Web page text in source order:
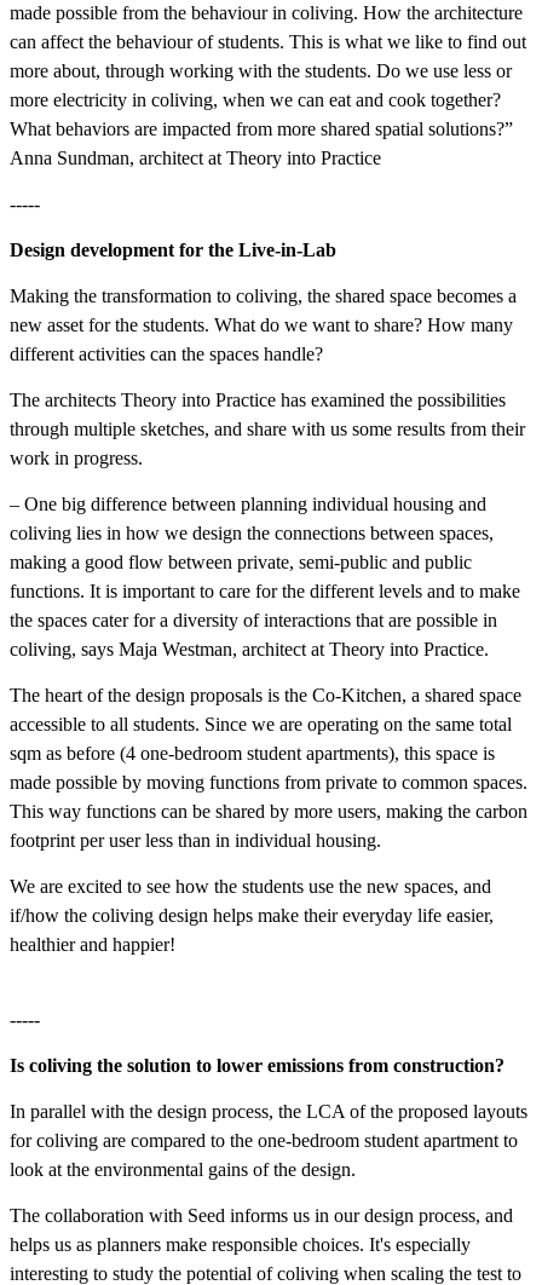
made possible from the behaviour in coliving. How the architecture
can affect the behaviour of students. This is what we like to find out
more about, through working with the students. Do we use less or
more electricity in coliving, when we can eat and cook together?
What behaviors are impacted from more shared spatial solutions?”
Anna Sundman, architect at Theory into Practice
-----
Design development for the Live-in-Lab
Making the transformation to coliving, the shared space becomes a
new asset for the students. What do we want to share? How many
different activities can the spaces handle?
The architects Theory into Practice has examined the possibilities
through multiple sketches, and share with us some results from their
work in progress.
– One big difference between planning individual housing and
coliving lies in how we design the connections between spaces,
making a good flow between private, semi-public and public
functions. It is important to care for the different levels and to make
the spaces cater for a diversity of interactions that are possible in
coliving, says Maja Westman, architect at Theory into Practice.
The heart of the design proposals is the Co-Kitchen, a shared space
accessible to all students. Since we are operating on the same total
sqm as before (4 one-bedroom student apartments), this space is
made possible by moving functions from private to common spaces.
This way functions can be shared by more users, making the carbon
footprint per user less than in individual housing.
We are excited to see how the students use the new spaces, and
if/how the coliving design helps make their everyday life easier,
healthier and happier!
-----
Is coliving the solution to lower emissions from construction?
In parallel with the design process, the LCA of the proposed layouts
for coliving are compared to the one-bedroom student apartment to
look at the environmental gains of the design.
The collaboration with Seed informs us in our design process, and
helps us as planners make responsible choices. It's especially
interesting to study the potential of coliving when scaling the test to